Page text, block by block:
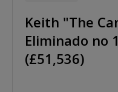
Keith "The
Eliminado no
(£51,536)